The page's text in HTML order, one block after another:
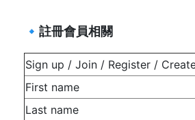
🔹註冊會員相關
Sign up / Join / Register /
First name
Last name